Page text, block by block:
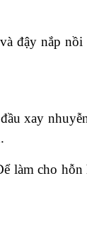
đậy nắp
xay
làm cho